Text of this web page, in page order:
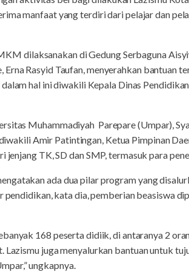
manfaat yang terdiri dari pelajar dan
dilaksanakan di Gedung Serbaguna
Rasyid Taufan, menyerahkan bantuan
hal ini diwakili Kepala Dinas
Muhammadiyah Parepare (Umpar),
Amir Patintingan, Ketua Pimpinan
TK, SD dan SMP, termasuk para
ada dua pilar program yang
kata dia, pemberian beasiswa
168 peserta didiik, di antaranya 2
Lazismu juga menyalurkan bantuan untuk
ungkapnya.